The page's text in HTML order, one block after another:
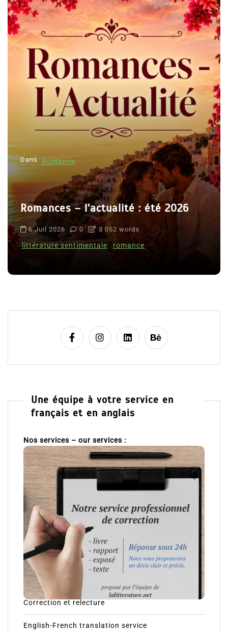
Dans Romance
Romances – l’actualité : été 2026
6 Juil 2026 0 3 052 words
littérature sentimentale romance
Une équipe à votre service en
français et en anglais
Nos services – our services :
Correction et relecture
English-French translation service